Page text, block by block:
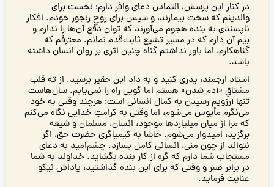
در کنار این پرسش، التماس دعای وافر دارم؛ نخست برای
والدینم که سخت بیمارند، و سپس برای روحِ رنجور خودم. افکار
ناپسندی به بنده هجوم می‌آورند که توان دفع آن‌ها را ندارم و
بیم آن دارم که در مسیر تشیع ثابت‌قدم نمانم. معترفم که
گناهکارم، اما باور نداشتم گناه چنین اثری بر روان انسان داشته
باشد.
استاد ارجمند، پدری کنید و به داد این حقیر برسید. از ته قلب
مشتاقِ «آدم شدن» هستم اما گویی راه را نمی‌یابم. سال‌هاست
تنها آرزویم رسیدن به کمال انسانی است؛ هرچند وقتی به خود
می‌نگرم مأیوس می‌شوم، اما وقتی به کرامتِ خدایی نگاه می‌کنم
که مرا از میان میلیاردها موجود، انسان، مسلمان و شیعه
برگزید، امیدوار می‌شوم. حاشا به کیمیاگری حضرت حق، اگر
نتواند از چون منی، انسانی کامل بسازد. چشم‌امید به دعای
مستجاب شما دارم که گره از کار بنده بگشاید. خداوند به شما
در برابر صبر و وقتی که برای این بنده گذاشتید، پاداش نیکو
عنایت فرماید.